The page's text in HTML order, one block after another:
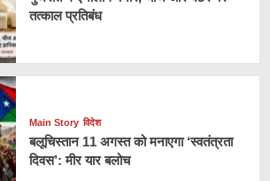
तत्काल प्रतिबंध
Main Story विदेश
बलूचिस्तान 11 अगस्त को मनाएगा ‘स्वतंत्रता
दिवस’: मीर यार बलोच